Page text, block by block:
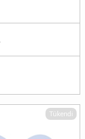
Tükendi